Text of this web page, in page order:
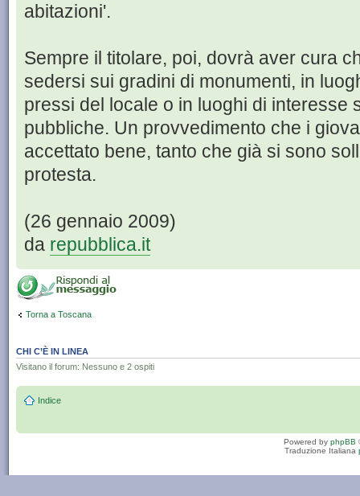
abitazioni'.
Sempre il titolare, poi, dovrà aver cura
sedersi sui gradini di monumenti, in
pressi del locale o in luoghi di interesse
pubbliche. Un provvedimento che i
accettato bene, tanto che già si sono
protesta.
(26 gennaio 2009)
da repubblica.it
Torna a Toscana
CHI C’È IN LINEA
Visitano il forum: Nessuno e 2 ospiti
Indice
Powered by phpBB
Traduzione Italiana